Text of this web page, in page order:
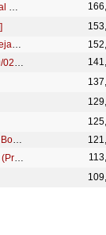
หน้าปลวก แล้วไง -P-HOT feat SNOOPKING Official Music Video HD
[LIVE] Bye Bye. P-HOT & YOUNGOHM (Prod.Deejay B)
DJ VIEW (ดีเจวิว) X P-HOT MV รำวงในดงชบา. 29/02/62
Rap brought me here - P-HOT [Official MV] prod. Bossa on the beat
นิสัยรวย (เบื้องหลัง MV) - Nicky&Goyyog ft. P-HOT (Prod.NINO)